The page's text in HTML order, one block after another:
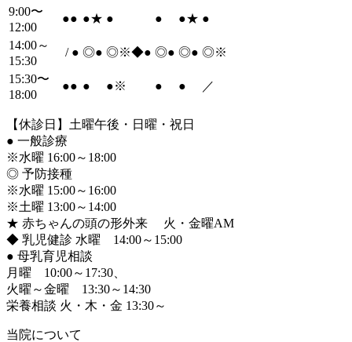
9:00〜
12:00
●● ●★ ● ● ●★ ●
14:00～
15:30
/ ● ◎● ◎※◆● ◎● ◎● ◎※
15:30〜
18:00
●● ● ●※ ● ● ／
【休診日】土曜午後・日曜・祝日
● 一般診療
※水曜 16:00～18:00
◎ 予防接種
※水曜 15:00～16:00
※土曜 13:00～14:00
★ 赤ちゃんの頭の形外来 火・金曜AM
◆ 乳児健診 水曜 14:00～15:00
● 母乳育児相談
月曜 10:00～17:30、
火曜～金曜 13:30～14:30
栄養相談 火・木・金 13:30～
当院について